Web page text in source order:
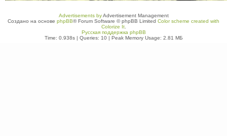
Advertisements byAdvertisement Management
Создано на основе phpBB® Forum Software © phpBB Limited Color scheme created with
Colorize It.
Русская поддержка phpBB
Time: 0.938s| Queries: 10| Peak Memory Usage: 2.81 МБ